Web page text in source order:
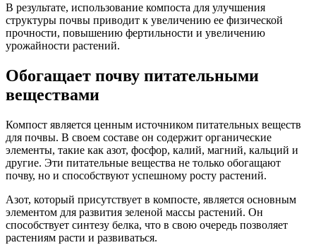
В результате, использование компоста для улучшения
структуры почвы приводит к увеличению ее физической
прочности, повышению фертильности и увеличению
урожайности растений.
Обогащает почву питательными
веществами
Компост является ценным источником питательных веществ
для почвы. В своем составе он содержит органические
элементы, такие как азот, фосфор, калий, магний, кальций и
другие. Эти питательные вещества не только обогащают
почву, но и способствуют успешному росту растений.
Азот, который присутствует в компосте, является основным
элементом для развития зеленой массы растений. Он
способствует синтезу белка, что в свою очередь позволяет
растениям расти и развиваться.